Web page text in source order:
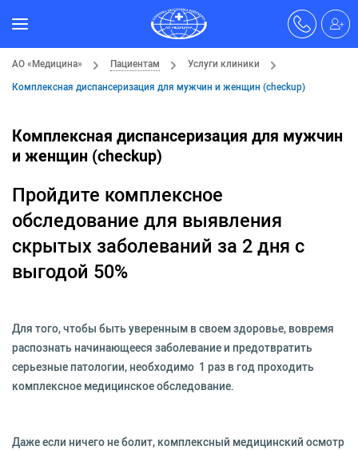
АО «Медицина» Пациентам
Услуги клиники
Комплексная диспансеризация для мужчин и женщин (checkup)
Комплексная диспансеризация для мужчин
и женщин (checkup)
Пройдите комплексное
обследование для выявления
скрытых заболеваний за 2 дня с
выгодой 50%
Для того, чтобы быть уверенным в своем здоровье, вовремя
распознать начинающееся заболевание и предотвратить
серьезные патологии, необходимо 1 раз в год проходить
комплексное медицинское обследование.
Даже если ничего не болит, комплексный медицинский осмотр